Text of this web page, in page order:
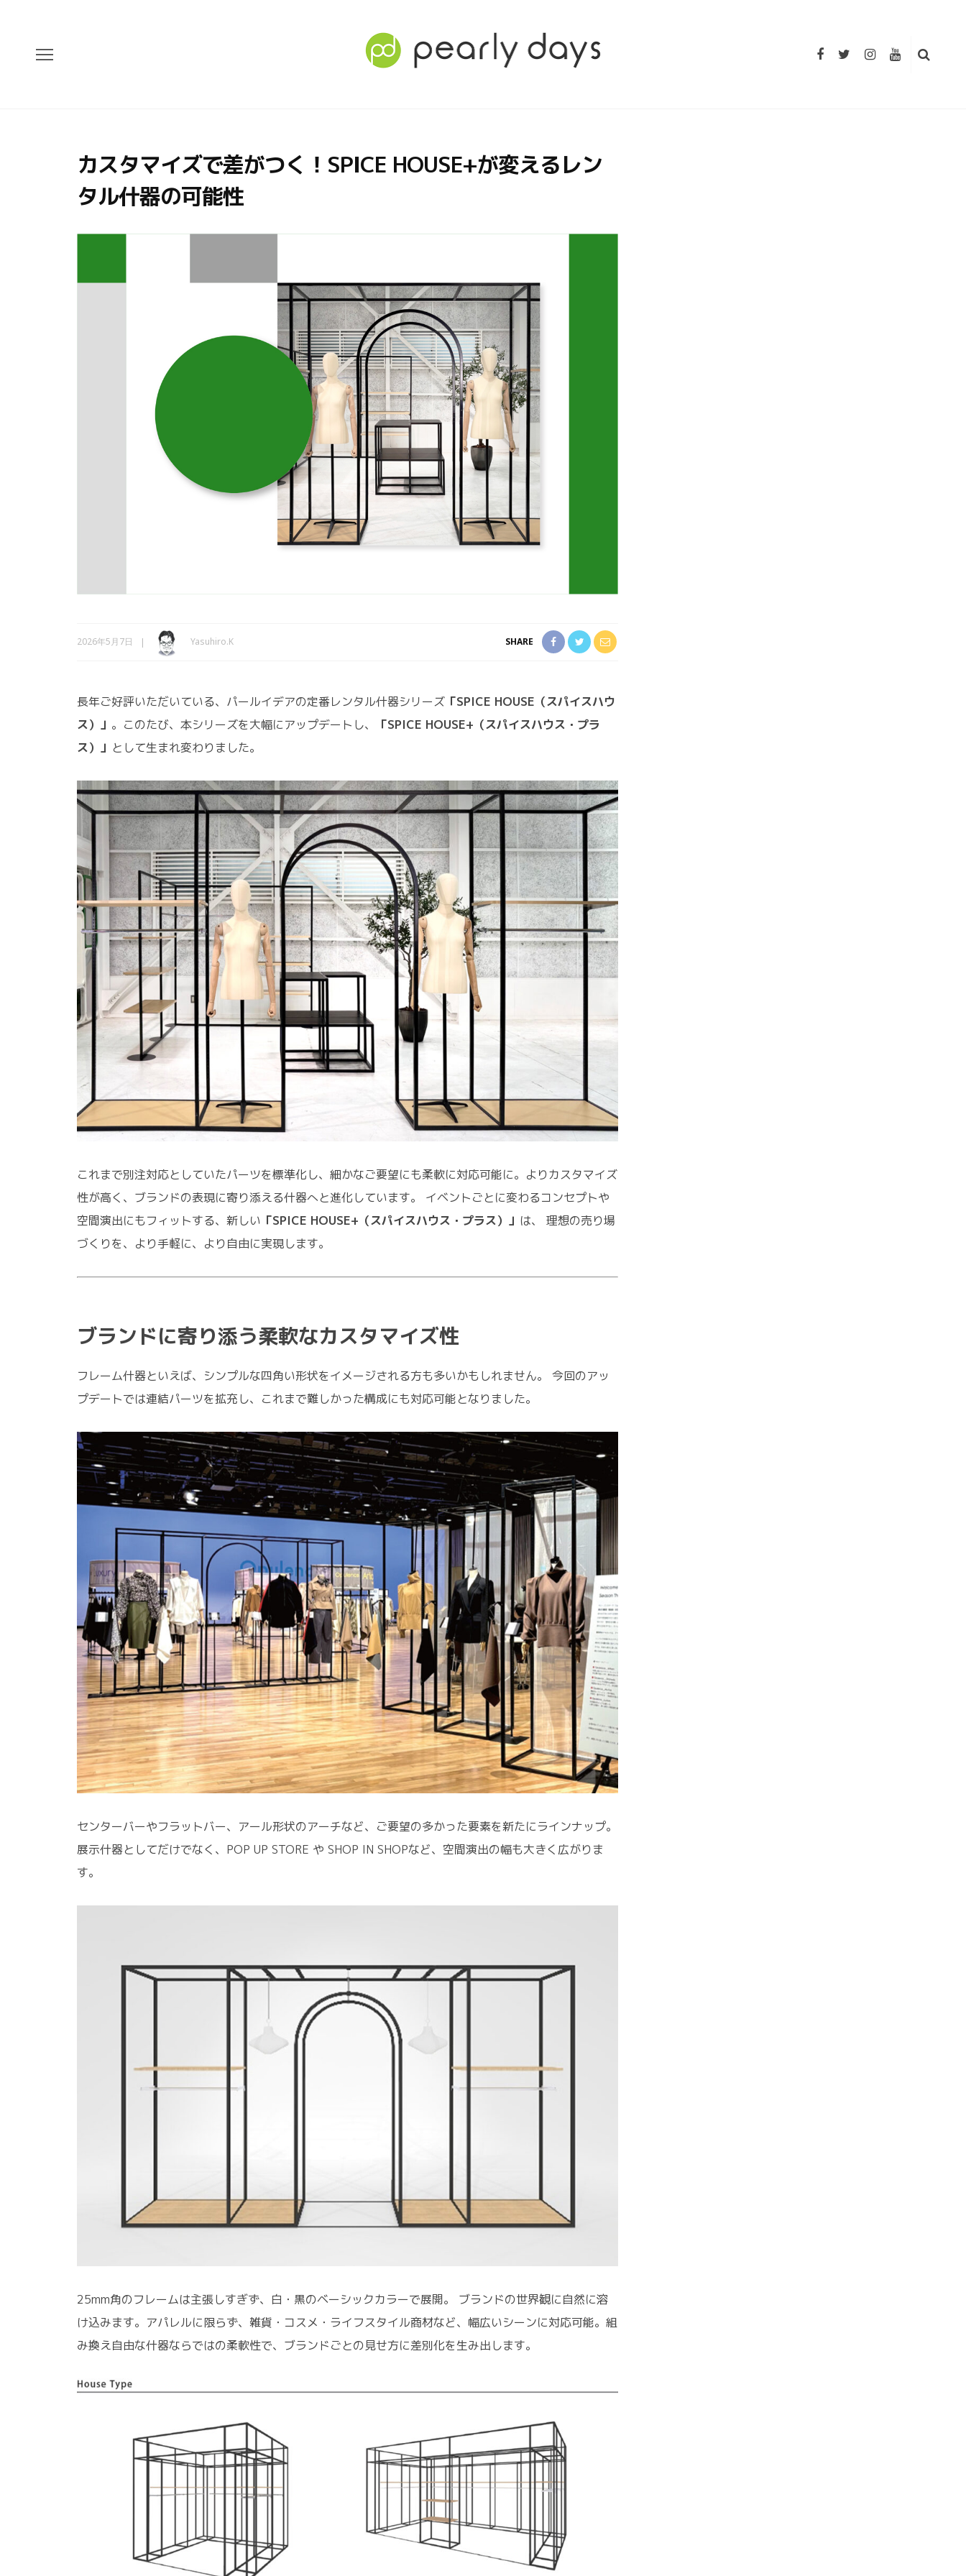
カスタマイズで差がつく！SPICE HOUSE+が変えるレン
タル什器の可能性
2026年5月7日 Yasuhiro.K SHARE
長年ご好評いただいている、パールイデアの定番レンタル什器シリーズ 「SPICE HOUSE（スパイスハウ
ス）」 。このたび、本シリーズを大幅にアップデートし、
「SPICE HOUSE+（スパイスハウス・プラ
ス）」 として生まれ変わりました。
これまで別注対応としていたパーツを標準化し、細かなご要望にも柔軟に対応可能に。よりカスタマイズ
性が高く、ブランドの表現に寄り添える什器へと進化しています。 イベントごとに変わるコンセプトや
空間演出にもフィットする、新しい 「SPICE HOUSE+（スパイスハウス・プラス）」 は、 理想の売り場
づくりを、より手軽に、より自由に実現します。
ブランドに寄り添う柔軟なカスタマイズ性
フレーム什器といえば、シンプルな四角い形状をイメージされる方も多いかもしれません。 今回のアッ
プデートでは連結パーツを拡充し、これまで難しかった構成にも対応可能となりました。
センターバーやフラットバー、アール形状のアーチなど、ご要望の多かった要素を新たにラインナップ。
展示什器としてだけでなく、POP UP STORE や SHOP IN SHOPなど、空間演出の幅も大きく広がりま
す。
25mm角のフレームは主張しすぎず、白・黒のベーシックカラーで展開。 ブランドの世界観に自然に溶
け込みます。アパレルに限らず、雑貨・コスメ・ライフスタイル商材など、幅広いシーンに対応可能。組
み換え自由な什器ならではの柔軟性で、ブランドごとの見せ方に差別化を生み出します。